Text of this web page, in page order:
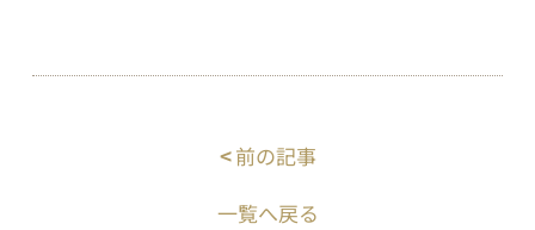
<前の記事
一覧へ戻る